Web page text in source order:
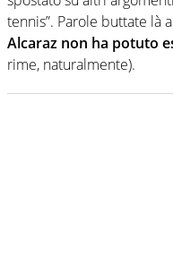
tennis”. Parole buttate là
Alcaraz non ha potuto
rime, naturalmente).